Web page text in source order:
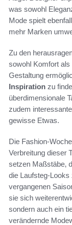
was sowohl
Mode spielt
mehr Marken
Zu den
sowohl Komfort
Gestaltung
Inspiration zu
überdimensionale
zudem
gewisse Etwas.
Die Fashion-
Verbreitung dieser
setzen Maßstäbe,
die Laufsteg-
vergangenen
sie sich
sondern auch ein
verändernde